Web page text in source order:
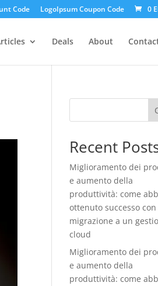
Code LogoIpsum Coupon Code 0
Deals About
Recent
Miglioramento dei
e aumento della
produttività: come
ottenuto successo con
migrazione a un
cloud
Miglioramento dei
e aumento della
produttività: come